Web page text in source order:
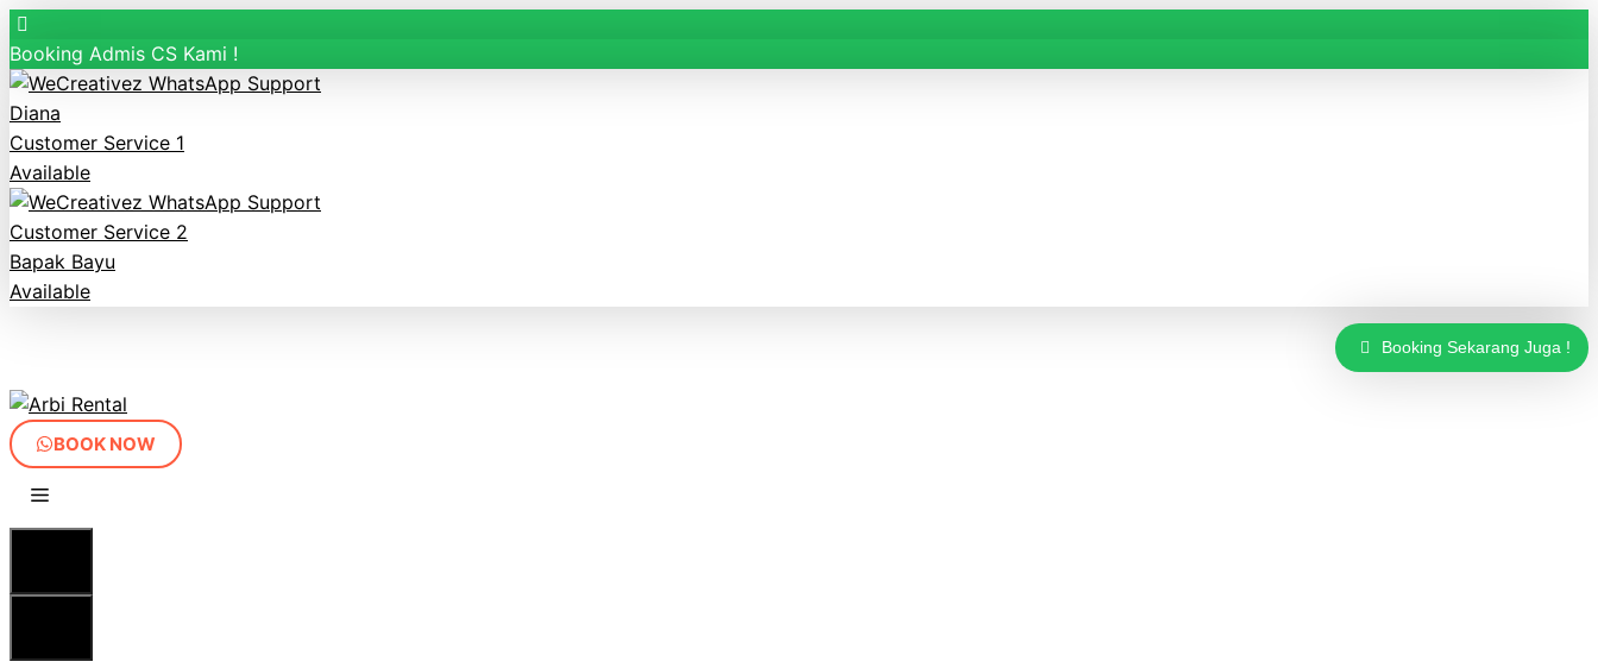
Booking Admis CS Kami !
Diana
Customer Service 1
Available
Customer Service 2
Bapak Bayu
Available
Booking Sekarang Juga !
Langsung
ke
isi
BOOK NOW